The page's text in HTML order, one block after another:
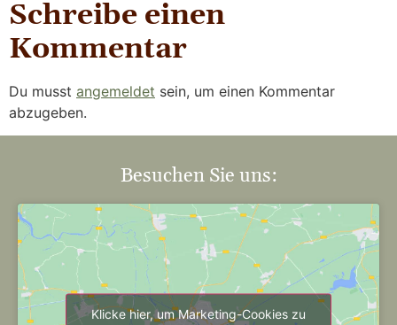
Schreibe einen
Kommentar
Du musst angemeldet sein, um einen Kommentar
abzugeben.
Besuchen Sie uns:
Klicke hier, um Marketing-Cookies zu